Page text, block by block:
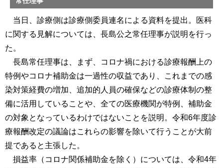
当日、診療側は診療側委員連名による資料を提出。医科
に関する見解については、長島公之常任理事が説明を行っ
た。
長島常任理事は、まず、コロナ禍における診療報酬上の
特例やコロナ補助金は一過性の収益であり、これまでの感
染対策経費の増加、追加的人員の確保などの診療体制の整
備に活用していることや、全ての医療機関が特例、補助金
の対象となっているわけではないことを説明。令和6年度診
療報酬改定の議論はこれらの影響を除いて行うことが大前
提であると主張した。
損益率（コロナ関係補助金を除く）については、令和4年